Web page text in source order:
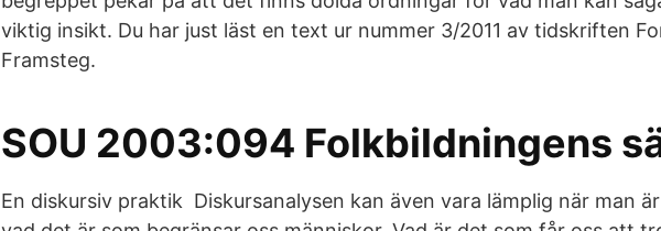
viktig insikt. Du har just läst en text ur nummer 3/2011 av tidskriften
Framsteg.
SOU 2003:094 Folkbildningens
En diskursiv praktik Diskursanalysen kan även vara lämplig när man